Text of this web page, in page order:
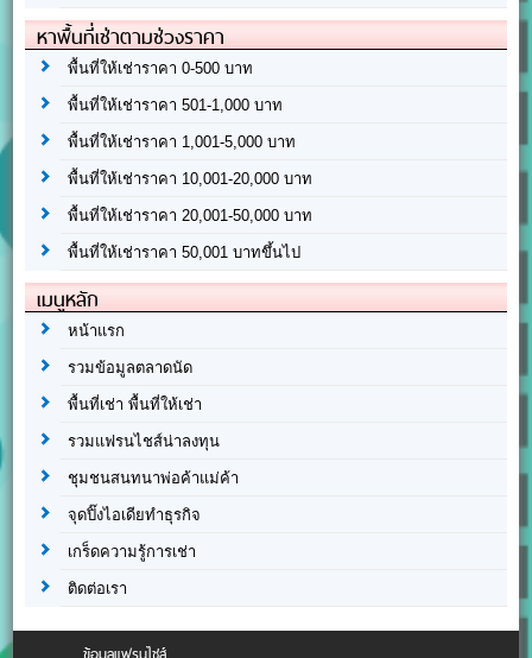
หาพื้นที่เช่าตามช่วงราคา
พื้นที่ให้เช่าราคา 0-500 บาท
พื้นที่ให้เช่าราคา 501-1,000 บาท
พื้นที่ให้เช่าราคา 1,001-5,000 บาท
พื้นที่ให้เช่าราคา 10,001-20,000 บาท
พื้นที่ให้เช่าราคา 20,001-50,000 บาท
พื้นที่ให้เช่าราคา 50,001 บาทขึ้นไป
เมนูหลัก
หน้าแรก
รวมข้อมูลตลาดนัด
พื้นที่เช่า พื้นที่ให้เช่า
รวมแฟรนไชส์น่าลงทุน
ชุมชนสนทนาพ่อค้าแม่ค้า
จุดปิ๊งไอเดียทำธุรกิจ
เกร็ดความรู้การเช่า
ติดต่อเรา